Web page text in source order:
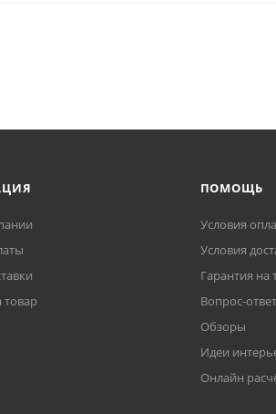
товар
ПОМОЩЬ
Условия
Условия
Гарантия на
Вопрос-ответ
Обзоры
Идеи
Онлайн